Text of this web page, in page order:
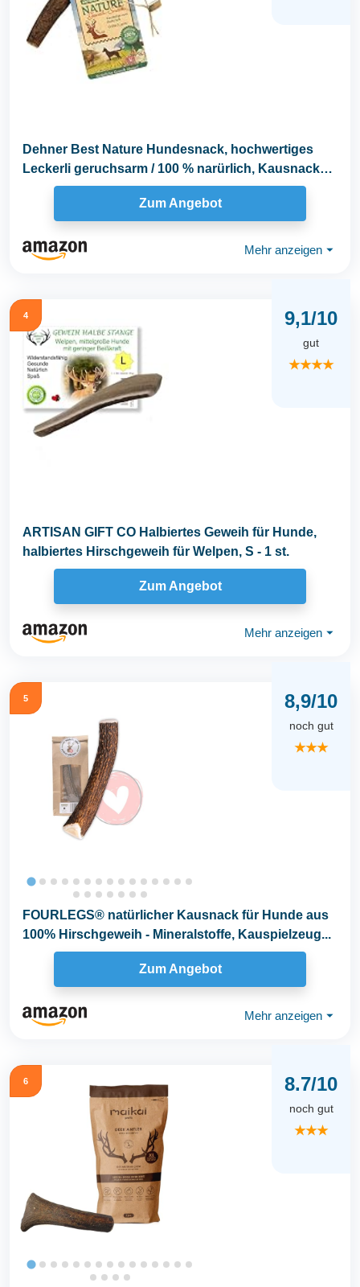
Dehner Best Nature Hundesnack, hochwertiges
Leckerli geruchsarm / 100 % narürlich, Kausnack
Zum Angebot
Mehr anzeigen ⏷
4 9,1/10
gut
★★★★
ARTISAN GIFT CO Halbiertes Geweih für Hunde,
halbiertes Hirschgeweih für Welpen, S - 1 st.
Zum Angebot
Mehr anzeigen ⏷
5 8,9/10
noch gut
★★★
FOURLEGS® natürlicher Kausnack für Hunde aus
100% Hirschgeweih - Mineralstoffe, Kauspielzeug...
Zum Angebot
Mehr anzeigen ⏷
6 8.7/10
noch gut
★★★